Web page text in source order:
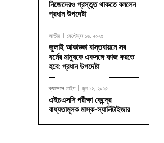
নিজেদেরও প্রস্তুত থাকতে বললেন
প্রধান উপদেষ্টা
জাতীয় সেপ্টেম্বর ১৬, ২০২৫
জুলাই আকাঙ্ক্ষা বাস্তবায়নে সব
ধর্মের মানুষকে একসঙ্গে কাজ করতে
হবে: প্রধান উপদেষ্টা
ক্যাম্পাস লাইপ জুন ১৬, ২০২৫
এইচএসসি পরীক্ষা কেন্দ্রে
বাধ্যতামূলক মাস্ক-স্যানিটাইজার